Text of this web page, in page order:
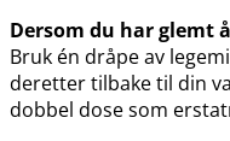
Dersom du har glemt
Bruk én dråpe av
deretter tilbake til din
dobbel dose som